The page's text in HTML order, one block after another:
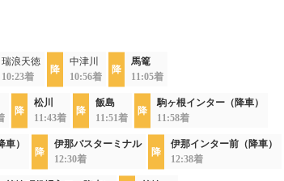
瑞浪天徳
10:23着
中津川
10:56着
馬篭
11:05着
松川
11:43着
飯島
11:51着
駒ヶ根インター（降車）
11:58着
）
伊那バスターミナル
12:30着
伊那インター前（降車）
12:38着